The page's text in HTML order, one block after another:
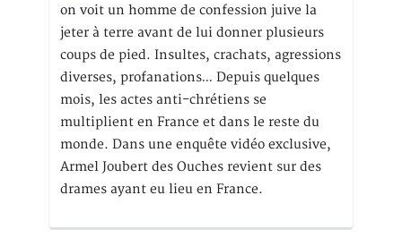
on voit un homme de confession juive la
jeter à terre avant de lui donner plusieurs
coups de pied. Insultes, crachats, agressions
diverses, profanations… Depuis quelques
mois, les actes anti-chrétiens se
multiplient en France et dans le reste du
monde. Dans une enquête vidéo exclusive,
Armel Joubert des Ouches revient sur des
drames ayant eu lieu en France.